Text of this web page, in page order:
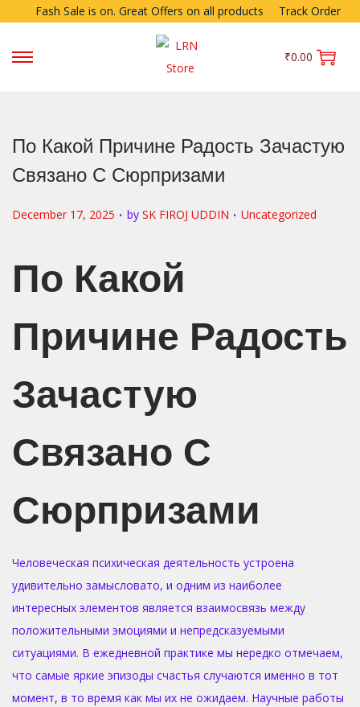
Fash Sale is on. Great Offers on all products Track Order
₹0.00
По Какой Причине Радость Зачастую
Связано С Сюрпризами
P
d
o
December 17, 2025 . by SK FIROJ UDDIN . P
d
i
Uncategorized
По Какой
Причине Радость
Зачастую
Связано С
Сюрпризами
Человеческая психическая деятельность устроена
удивительно замысловато, и одним из наиболее
интересных элементов является взаимосвязь между
положительными эмоциями и непредсказуемыми
ситуациями. В ежедневной практике мы нередко отмечаем,
что самые яркие эпизоды счастья случаются именно в тот
момент, в то время как мы их не ожидаем. Научные работы